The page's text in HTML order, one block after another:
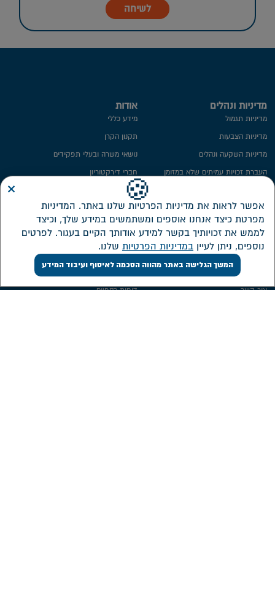
לשיחה
אודות
מידע כללי
תקנון הקרן
נושאי משרה ובעלי תפקידים
חברי דירקטוריון
ועדת השקעות
ועדת הביקורת
ממונה על פניות הציבור
מבנה אחזקות
אזור אישי דירקטורים ונושאי משרה
מדיניות ונהלים
מדיניות תגמול
מדיניות הצבעות
מדיניות השקעה ונהלים
העברת זכויות עמיתים שלא במזומן
מידע סטטיסטי
מדיניות פרטיות​
השקעות
דוחות כספיים
שירות לקוחות
צור קשר
🍪
אפשר לראות את מדיניות הפרטיות שלנו באתר. המדיניות
מפרטת כיצד אנחנו אוספים ומשתמשים במידע שלך, וכיצד
לממש את זכויותיך בקשר למידע אודותך הקיים בעגור. לפרטים
נוספים, ניתן לעיין במדיניות הפרטיות שלנו.
המשך הגלישה באתר מהווה הסכמה לאיסוף ועיבוד המידע
×